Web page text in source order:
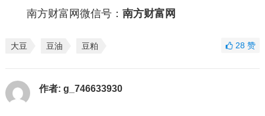
南方财富网微信号： 南方财富网
大豆 豆油 豆粕 28赞
作者: g_746633930